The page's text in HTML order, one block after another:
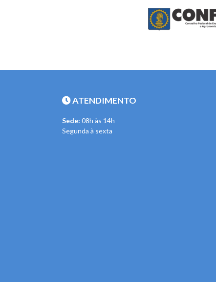
ATENDIMENTO
Sede: 08h às 14h
Segunda à sexta